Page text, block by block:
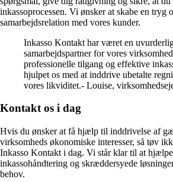
inkassoprocessen. Vi ønsker at skabe en tryg
samarbejdsrelation med vores kunder.
Inkasso Kontakt har været en
samarbejdspartner for vores
professionelle tilgang og effektive
hjulpet os med at inddrive ubetalte
vores likviditet.- Louise,
Kontakt os i dag
Hvis du ønsker at få hjælp til inddrivelse af
virksomheds økonomiske interesser, så tøv
Inkasso Kontakt i dag. Vi står klar til at
inkassohåndtering og skræddersyede
behov.